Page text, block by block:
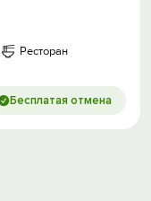
Ресторан
Бесплатая отмена